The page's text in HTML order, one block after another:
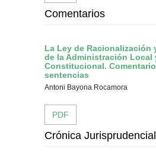
Comentarios
La Ley de Racionalización
de la Administración Local
Constitucional.
sentencias
Antoni Bayona Rocamora
PDF
Crónica Jurisprudencial